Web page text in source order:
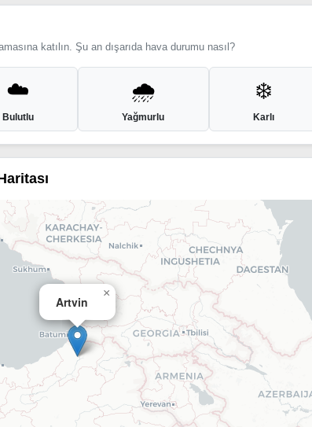
katılın. Şu an dışarıda hava durumu nasıl?
☁️
Bulutlu
🌧️
Yağmurlu
❄️
Karlı
Artvin
×